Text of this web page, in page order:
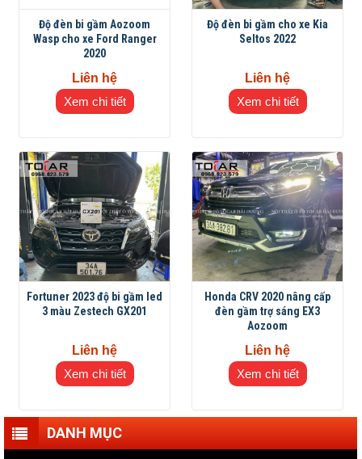
Độ đèn bi gầm Aozoom
Wasp cho xe Ford Ranger
2020
Liên hệ
Xem chi tiết
Độ đèn bi gầm cho xe Kia
Seltos 2022
Liên hệ
Xem chi tiết
Fortuner 2023 độ bi gầm led
3 màu Zestech GX201
Liên hệ
Xem chi tiết
Honda CRV 2020 nâng cấp
đèn gầm trợ sáng EX3
Aozoom
Liên hệ
Xem chi tiết
DANH MỤC